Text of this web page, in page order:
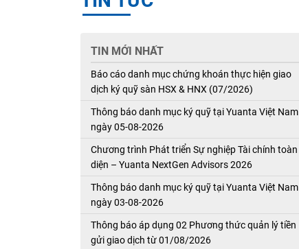
TIN MỚI NHẤT
Báo cáo danh mục chứng khoán thực hiện giao
dịch ký quỹ sàn HSX & HNX (07/2026)
Thông báo danh mục ký quỹ tại Yuanta Việt Nam
ngày 05-08-2026
Chương trình Phát triển Sự nghiệp Tài chính toàn
diện – Yuanta NextGen Advisors 2026
Thông báo danh mục ký quỹ tại Yuanta Việt Nam
ngày 03-08-2026
Thông báo áp dụng 02 Phương thức quản lý tiền
gửi giao dịch từ 01/08/2026